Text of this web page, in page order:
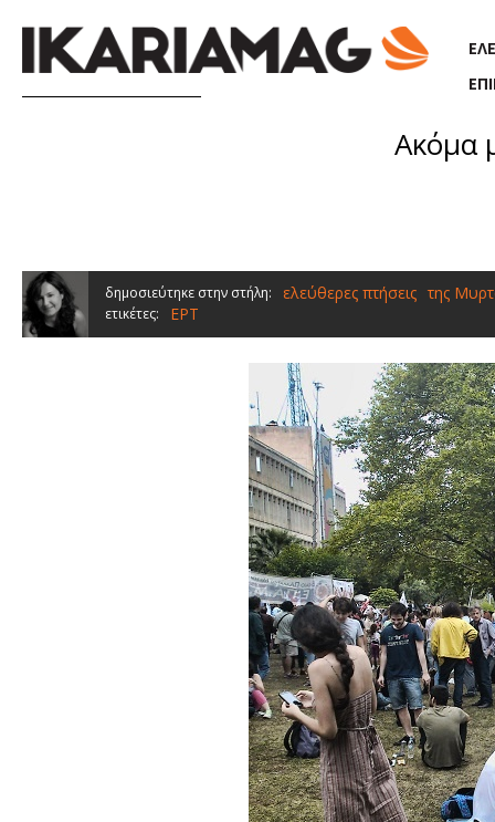
Ακόμα
δημοσιεύτηκε στην στήλη: ελεύθερες πτήσεις της
ετικέτες: ΕΡΤ